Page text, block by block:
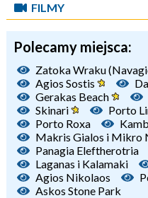
FILMY
Polecamy miejsca:
Zatoka Wraku
Agios Sostis
Gerakas Beach
Skinari
Porto
Porto Roxa
Makris Gialos i Mikro
Panagia Eleftherotria
Laganas i Kalamaki
Agios Nikolaos
Askos Stone Park